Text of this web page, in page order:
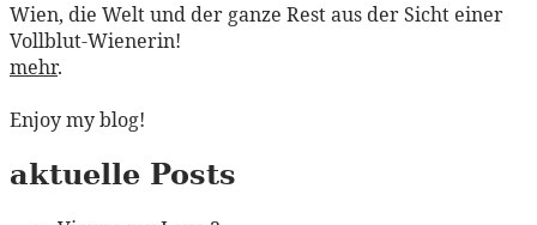
Wien, die Welt und der ganze Rest aus der Sicht einer
Vollblut-Wienerin!
mehr.
Enjoy my blog!
aktuelle Posts